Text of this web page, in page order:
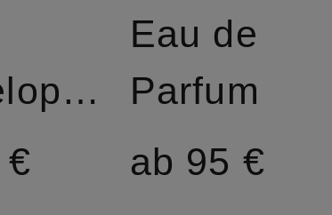
Wickeloptik
Eau de
Parfum
ab 95 €